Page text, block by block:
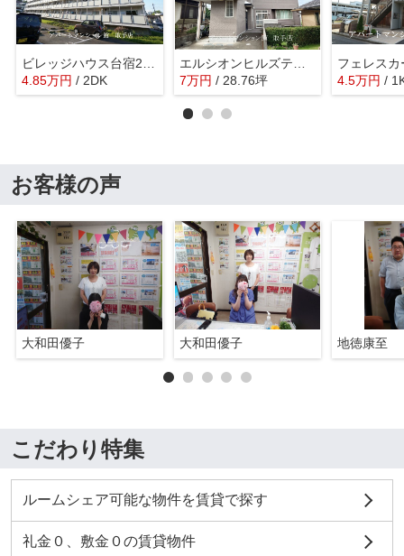
4.85万円 / 2DK
7万円 / 28.76坪
フェレス
4.5万円 /
お客様の声
大和田優子 大和田優子 地徳康至
こだわり特集
ルームシェア可能な物件を賃貸で探す
礼金０、敷金０の賃貸物件